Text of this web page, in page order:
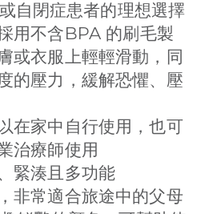
或自閉症患者的理想選擇
用不含BPA 的刷毛製
或衣服上輕輕滑動，同
的壓力，緩解恐懼、壓
在家中自行使用，也可
治療師使用
緊湊且多功能
非常適合旅途中的父母